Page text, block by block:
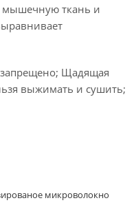
мышечную ткань и
Щадящая
выжимать и сушить;
микроволокно